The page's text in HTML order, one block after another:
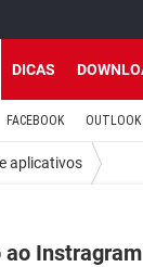
DICAS
FACEBOOK OUTLOOK
aplicativos
ao Instragram